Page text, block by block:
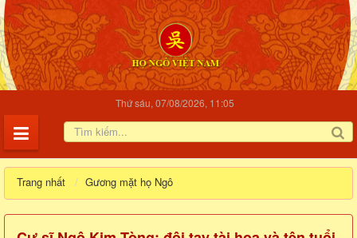
Thứ sáu, 07/08/2026, 11:05
Trang nhất Gương mặt họ Ngô